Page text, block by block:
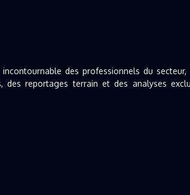
des professionnels du
reportages terrain et des analyses